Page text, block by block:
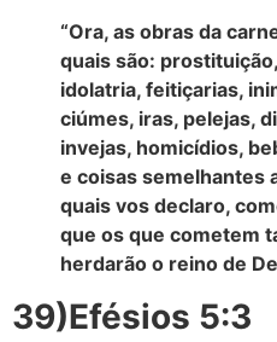
“Ora, as obras da
quais são:
idolatria, feitiçarias,
ciúmes, iras, pelejas,
invejas, homicídios,
e coisas semelhantes
quais vos declaro,
que os que cometem
herdarão o reino de
39)Efésios 5:3